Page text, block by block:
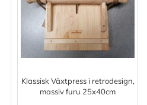
Klassisk Växtpress i retrodesign,
massiv furu 25x40cm